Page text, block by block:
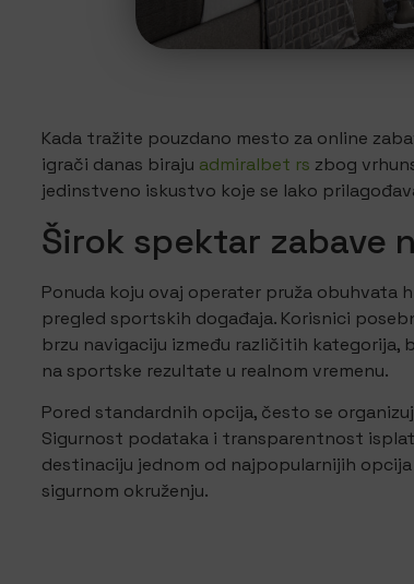
Kada tražite pouzdano mesto za online
igrači danas biraju admiralbet rs zbog
jedinstveno iskustvo koje se lako
Širok spektar zabave
Ponuda koju ovaj operater pruža obuhvata
pregled sportskih događaja. Korisnici
brzu navigaciju između različitih kategorija,
na sportske rezultate u realnom vremenu.
Pored standardnih opcija, često se
Sigurnost podataka i transparentnost
destinaciju jednom od najpopularnijih opcija
sigurnom okruženju.